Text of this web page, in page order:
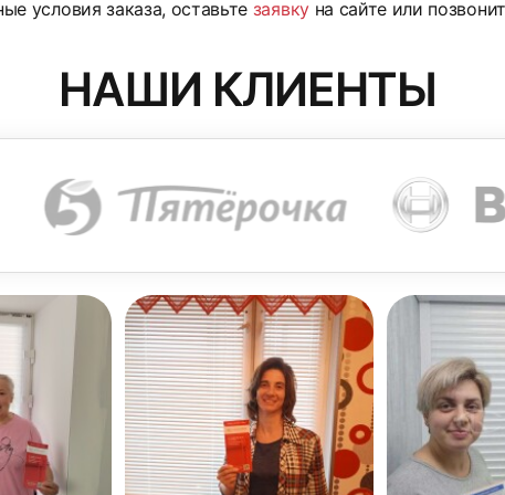
условия заказа, оставьте заявкуна сайте или
НАШИ КЛИЕНТЫ